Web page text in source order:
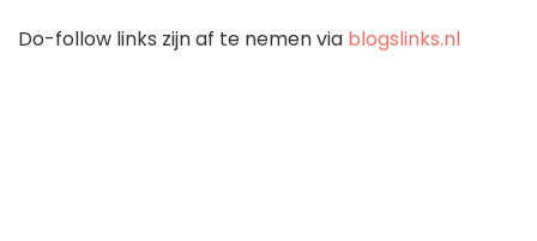
Do-follow links zijn af te nemen via blogslinks.nl